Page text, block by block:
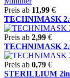
Preis ab 11,99 €
TECHNIMASK
Preis ab 2,99 €
TECHNIMASK
Preis ab 0,79 €
STERILLIUM